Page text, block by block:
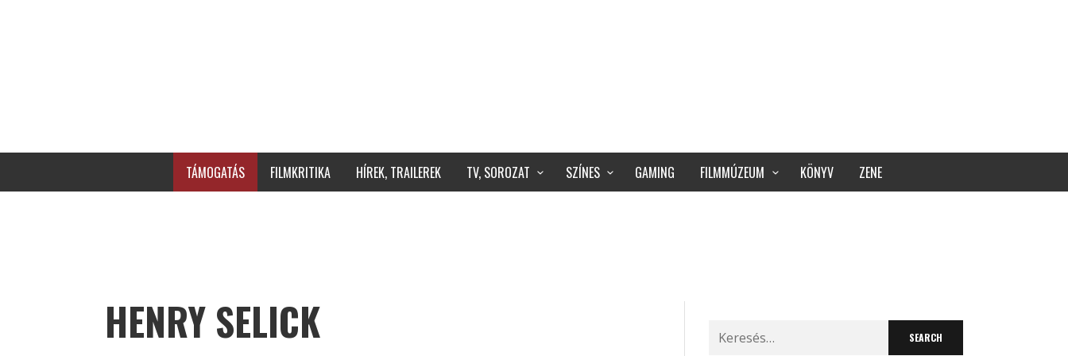
TÁMOGATÁS FILMKRITIKA HÍREK, TRAILEREK TV, SOROZAT SZÍNES GAMING FILMMÚZEUM KÖNYV ZENE
HENRY SELICK
Search
for: